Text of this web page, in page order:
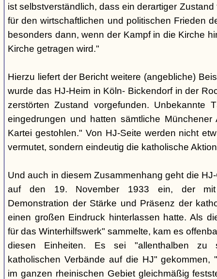
ist selbstverständlich, dass ein derartiger
für den wirtschaftlichen und politischen Frieden
besonders dann, wenn der Kampf in die Kirche
Kirche getragen wird."
Hierzu liefert der Bericht weitere (angebliche)
wurde das HJ-Heim in Köln- Bickendorf in der
zerstörten Zustand vorgefunden. Unbekannte
eingedrungen und hatten sämtliche
Kartei gestohlen." Von HJ-Seite werden nicht
vermutet, sondern eindeutig die katholische
Und auch in diesem Zusammenhang geht die
auf den 19. November 1933 ein, der mit
Demonstration der Stärke und Präsenz der
einen großen Eindruck hinterlassen hatte. Als
für das Winterhilfswerk" sammelte, kam es
diesen Einheiten. Es sei "allenthalben zu
katholischen Verbände auf die HJ" gekommen,
im ganzen rheinischen Gebiet gleichmäßig